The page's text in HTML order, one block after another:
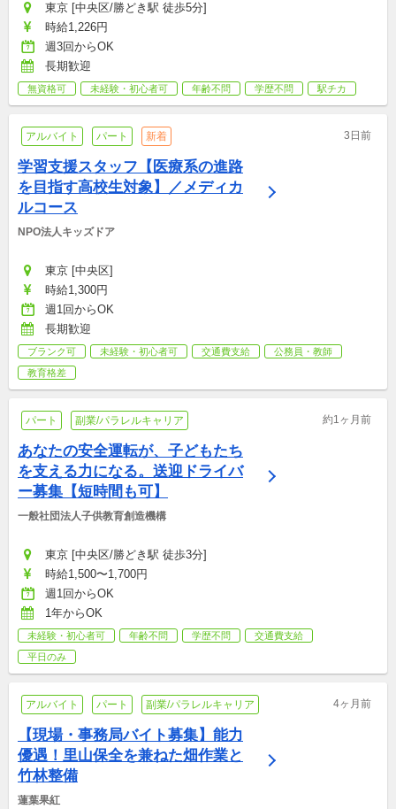
東京 [中央区/勝どき駅 徒歩5分]
時給1,226円
週3回からOK
長期歓迎
無資格可 未経験・初心者可 年齢不問 学歴不問 駅チカ
アルバイト パート 新着 3日前
学習支援スタッフ【医療系の進路
を目指す高校生対象】／メディカ
ルコース
NPO法人キッズドア
東京 [中央区]
時給1,300円
週1回からOK
長期歓迎
ブランク可 未経験・初心者可 交通費支給
公務員・教師
教育格差
パート 副業/パラレルキャリア 約1ヶ月前
あなたの安全運転が、子どもたち
を支える力になる。送迎ドライバ
ー募集【短時間も可】
一般社団法人子供教育創造機構
東京 [中央区/勝どき駅 徒歩3分]
時給1,500〜1,700円
週1回からOK
1年からOK
未経験・初心者可 年齢不問 学歴不問
交通費支給
平日のみ
アルバイト パート 副業/パラレルキャリア 4ヶ月前
【現場・事務局バイト募集】能力
優遇！里山保全を兼ねた畑作業と
竹林整備
蓮葉果紅